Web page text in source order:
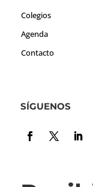
Colegios
Agenda
Contacto
SÍGUENOS